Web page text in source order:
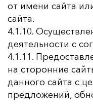
от имени сайта
сайта.
4.1.10.
деятельности с
4.1.11.
на сторонние
данного сайта с
предложений,